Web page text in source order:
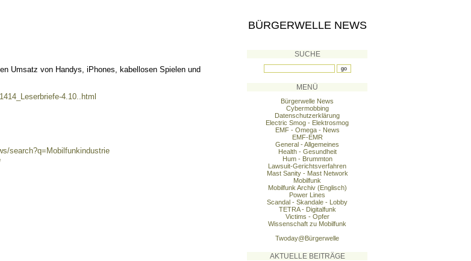
Umsatz von Handys, iPhones, kabellosen Spielen und
4.10..html
search?q=Mobilfunkindustrie
BÜRGERWELLE NEWS
SUCHE
MENÜ
Bürgerwelle News
Cybermobbing
Datenschutzerklärung
Electric Smog - Elektrosmog
EMF - Omega - News
EMF-EMR
General - Allgemeines
Health - Gesundheit
Hum - Brummton
Lawsuit-Gerichtsverfahren
Mast Sanity - Mast Network
Mobilfunk
Mobilfunk Archiv (Englisch)
Power Lines
Scandal - Skandale - Lobby
TETRA - Digitalfunk
Victims - Opfer
Wissenschaft zu Mobilfunk
Twoday@Bürgerwelle
AKTUELLE BEITRÄGE